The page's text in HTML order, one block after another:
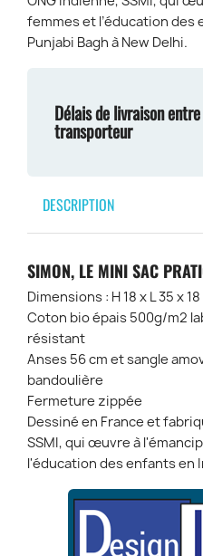
femmes et l’éducation
Punjabi Bagh à New Delhi.
Délais de livraison
transporteur
DESCRIPTION
SIMON, LE MINI SAC
Dimensions : H 18 x L 35 x
Coton bio épais 500g/m2
résistant
Anses 56 cm et sangle
bandoulière
Fermeture zippée
Dessiné en France et
SSMI, qui œuvre à
l'éducation des enfants en